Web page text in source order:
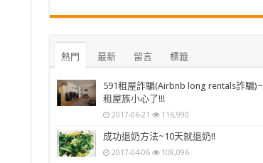
熱門 最新 留言 標籤
591租屋詐騙(Airbnb long rentals詐騙)~
租屋族小心了!!!
2017-06-21 116,990
成功退奶方法~10天就退奶!!
2017-04-06 108,096